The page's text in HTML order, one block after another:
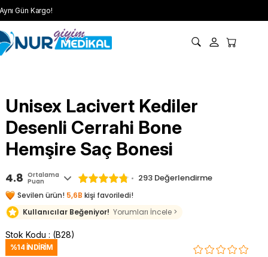
Gün Kargo!
Unisex Lacivert Kediler
Desenli Cerrahi Bone
Hemşire Saç Bonesi
4.8 Ortalama
Puan 293 Değerlendirme
Sevilen ürün! 5,6B kişi favoriledi!
Kullanıcılar Beğeniyor! Yorumları İncele >
Stok Kodu (B28)
%14 İNDIRIM